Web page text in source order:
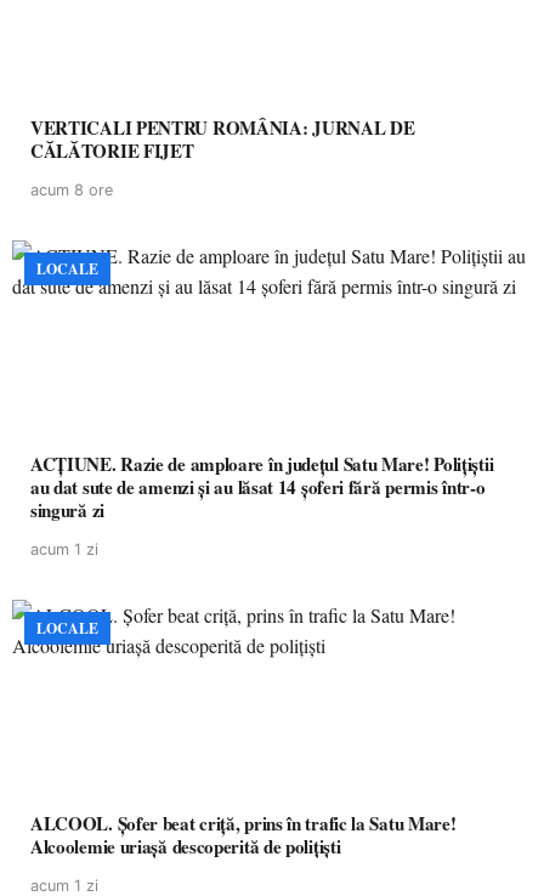
VERTICALI PENTRU ROMÂNIA: JURNAL DE
CĂLĂTORIE FIJET
acum 8 ore
LOCALE
ACȚIUNE. Razie de amploare în județul Satu Mare! Polițiștii
au dat sute de amenzi și au lăsat 14 șoferi fără permis într-o
singură zi
acum 1 zi
LOCALE
ALCOOL. Șofer beat criță, prins în trafic la Satu Mare!
Alcoolemie uriașă descoperită de polițiști
acum 1 zi